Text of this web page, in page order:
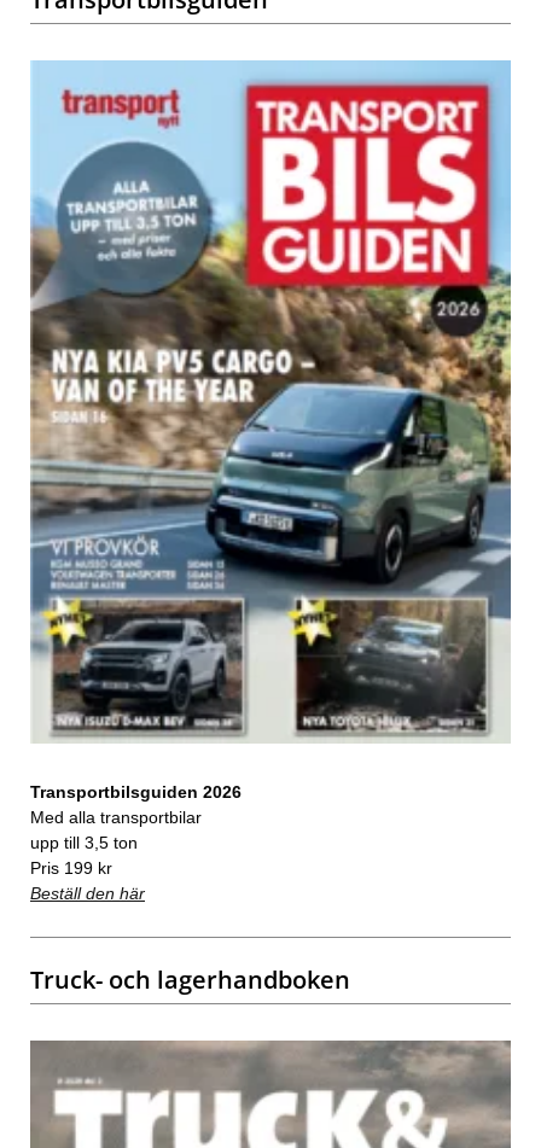
Transportbilsguiden 2026
Med alla transportbilar
upp till 3,5 ton
Pris 199 kr
Beställ den här
Truck- och lagerhandboken